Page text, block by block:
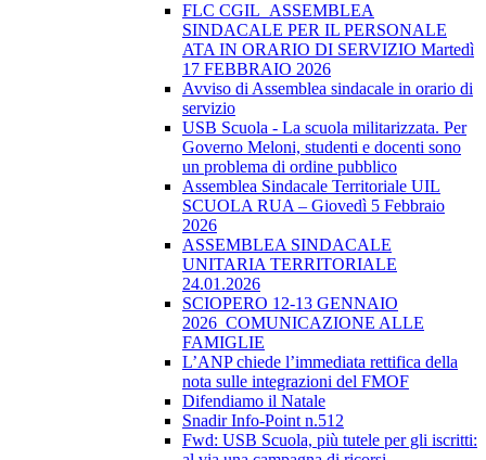
FLC CGIL_ASSEMBLEA
SINDACALE PER IL PERSONALE
ATA IN ORARIO DI SERVIZIO Martedì
17 FEBBRAIO 2026
Avviso di Assemblea sindacale in orario di
servizio
USB Scuola - La scuola militarizzata. Per
Governo Meloni, studenti e docenti sono
un problema di ordine pubblico
Assemblea Sindacale Territoriale UIL
SCUOLA RUA – Giovedì 5 Febbraio
2026
ASSEMBLEA SINDACALE
UNITARIA TERRITORIALE
24.01.2026
SCIOPERO 12-13 GENNAIO
2026_COMUNICAZIONE ALLE
FAMIGLIE
L’ANP chiede l’immediata rettifica della
nota sulle integrazioni del FMOF
Difendiamo il Natale
Snadir Info-Point n.512
Fwd: USB Scuola, più tutele per gli iscritti: